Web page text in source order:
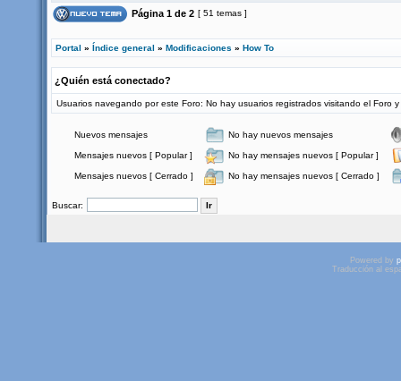
Página 1 de 2 [ 51 temas ]
Portal » Índice general » Modificaciones » How To
¿Quién está conectado?
Usuarios navegando por este Foro: No hay usuarios registrados visitando el Foro
Nuevos mensajes No hay nuevos mensajes
Mensajes nuevos [ Popular ] No hay mensajes nuevos [ Popular ]
Mensajes nuevos [ Cerrado ] No hay mensajes nuevos [ Cerrado ]
Buscar:
Powered by
Traducción al